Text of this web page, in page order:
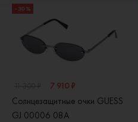
- 30 %
7 910 ₽
Солнцезащитные очки GUESS
GJ 00006 08A